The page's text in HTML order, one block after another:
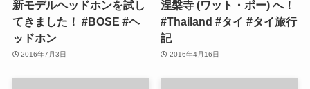
新モデルヘッドホンを試し
てきました！ #BOSE #ヘ
ッドホン
2016年7月3日
涅槃寺 (ワット・ポー) へ！
#Thailand #タイ #タイ旅行
記
2016年4月16日